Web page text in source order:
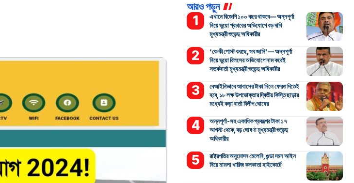
আরও পড়ুন
এখানে বিজেপি ১০০ বছর থাকবে— অন্নপূর্ণা
নিয়ে ভুয়ো প্রচারের অভিযোগে বড় দাবি
মুখ্যমন্ত্রী শুভেন্দু অধিকারীর
‘কে কী পোস্ট করছে, সব জানি’— অন্নপূর্ণা
নিয়ে ভুয়ো রিলসের অভিযোগে নাম করেই
সতর্কবার্তা মুখ্যমন্ত্রী শুভেন্দু অধিকারীর
বেআইনিভাবে আবাসের টাকা নিলে ফেরত দিতেই
হবে, ১৮ লক্ষ উপভোক্তার দ্বিতীয় কিস্তি ছাড়ার
মধ্যেই কড়া বার্তা দিলীপ ঘোষের
অন্নপূর্ণা-সহ একাধিক প্রকল্পের টাকা ১৭
আগস্ট থেকে, বড় ঘোষণা মুখ্যমন্ত্রী শুভেন্দু
অধিকারীর
রাষ্ট্রপতির অনুমোদন মেলেনি, গুন্ডা দমন আইন
নিয়ে মামলা খারিজ কলকাতা হাইকোর্টে